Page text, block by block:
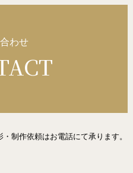
わせ
制作依頼はお電話にて承ります。